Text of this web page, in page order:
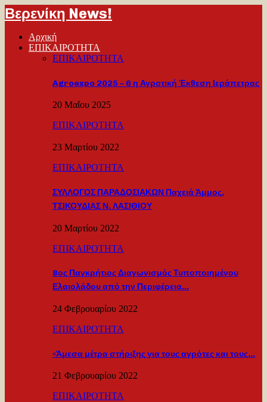
Βερενίκη News!
Αρχική
ΕΠΙΚΑΙΡΟΤΗΤΑ
ΕΠΙΚΑΙΡΟΤΗΤΑ
Agroexpo 2025 – 6 η Αγροτική Έκθεση Ιεράπετρας
20 Μαΐου 2025
ΕΠΙΚΑΙΡΟΤΗΤΑ
23 Μαρτίου 2022
ΕΠΙΚΑΙΡΟΤΗΤΑ
ΣΥΛΛΟΓΟΣ ΠΑΡΑΔΟΣΙΑΚΩΝ Παχειά Άμμος,
ΤΣΙΚΟΥΔΙΑΣ Ν. ΛΑΣΙΘΙΟΥ
20 Μαρτίου 2022
ΕΠΙΚΑΙΡΟΤΗΤΑ
8ος Παγκρήτιος Διαγωνισμός Τυποποιημένου
Ελαιολάδου από την Περιφέρεια…
24 Φεβρουαρίου 2022
ΕΠΙΚΑΙΡΟΤΗΤΑ
«Άμεσα μέτρα στήριξης για τους αγρότες και τους…
21 Φεβρουαρίου 2022
ΕΠΙΚΑΙΡΟΤΗΤΑ